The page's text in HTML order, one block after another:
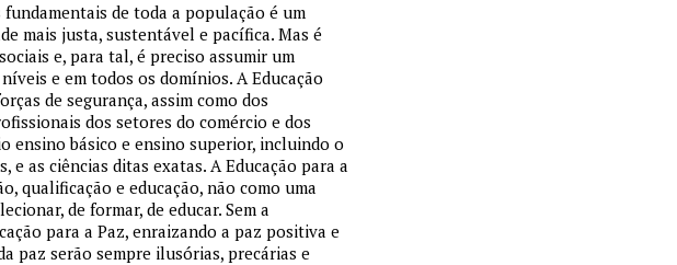
de toda a população é um
mais justa, sustentável e pacífica. Mas é
e, para tal, é preciso assumir um
e em todos os domínios. A Educação
de segurança, assim como dos
dos setores do comércio e dos
ensino básico e ensino superior, incluindo o
as ciências ditas exatas. A Educação para a
qualificação e educação, não como uma
de formar, de educar. Sem a
para a Paz, enraizando a paz positiva e
paz serão sempre ilusórias, precárias e